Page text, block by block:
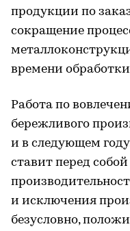
продукции по
сокращение
времени
Работа по
бережливого
и в следующем
ставит перед
и исключения
безусловно,